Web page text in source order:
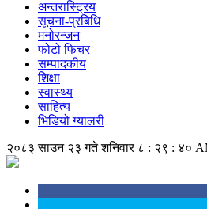
अन्तरास्ट्रिय
सूचना-प्रबिधि
मनोरन्जन
फोटो फिचर
सम्पादकीय
शिक्षा
स्वास्थ्य
साहित्य
भिडियो ग्यालरी
२०८३ साउन २३ गते शनिवार ८ : २९ : ४१